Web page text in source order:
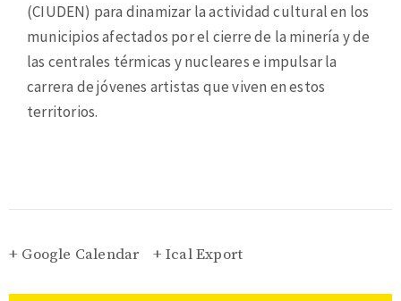
(CIUDEN) para dinamizar la actividad cultural en los
municipios afectados por el cierre de la minería y de
las centrales térmicas y nucleares e impulsar la
carrera de jóvenes artistas que viven en estos
territorios.
+ Google Calendar + Ical Export